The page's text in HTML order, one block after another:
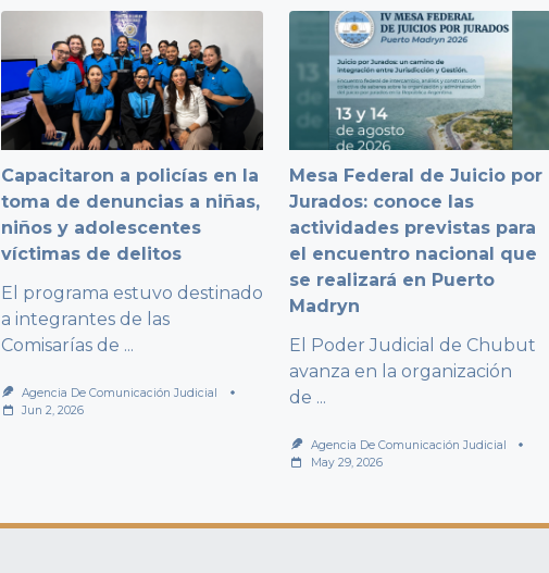
Capacitaron a policías en la
toma de denuncias a niñas,
niños y adolescentes
víctimas de delitos
El programa estuvo destinado
a integrantes de las
Comisarías de ...
Agencia De Comunicación Judicial
Jun 2, 2026
Mesa Federal de Juicio por
Jurados: conoce las
actividades previstas para
el encuentro nacional que
se realizará en Puerto
Madryn
El Poder Judicial de Chubut
avanza en la organización
de ...
Agencia De Comunicación Judicial
May 29, 2026